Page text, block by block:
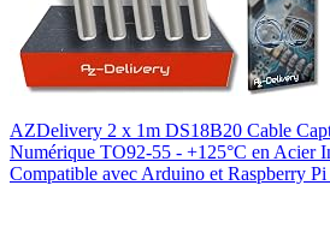
AZDelivery 2 x 1m DS18B20 Cable
Numérique TO92-55 - +125°C en Acier
Compatible avec Arduino et Raspberry